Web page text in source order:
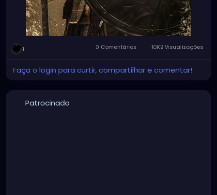
1 0 Comentários 10KB Visualizações
Faça o login para curtir, compartilhar e comentar!
Patrocinado